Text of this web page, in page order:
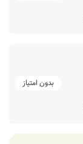
بدون امتیاز